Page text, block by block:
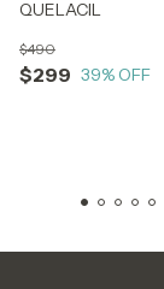
QUELACIL
$299
$490
39% OFF